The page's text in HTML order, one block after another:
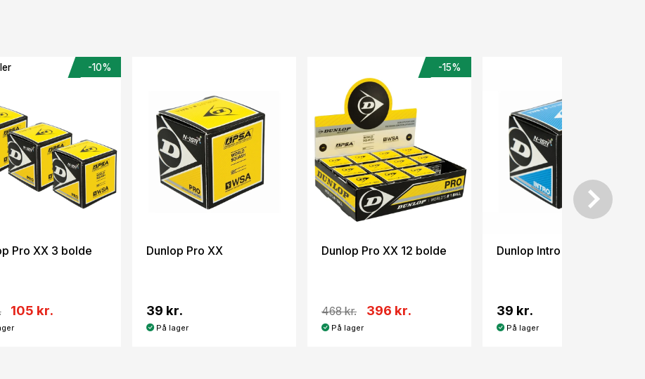
-10%
Pro XX 3 bolde
105 kr.
Dunlop Pro XX
39 kr.
På lager
-15%
Dunlop Pro XX 12 bolde
468 kr. 396 kr.
På lager
Dunlop Intro Blue
39 kr.
På lager